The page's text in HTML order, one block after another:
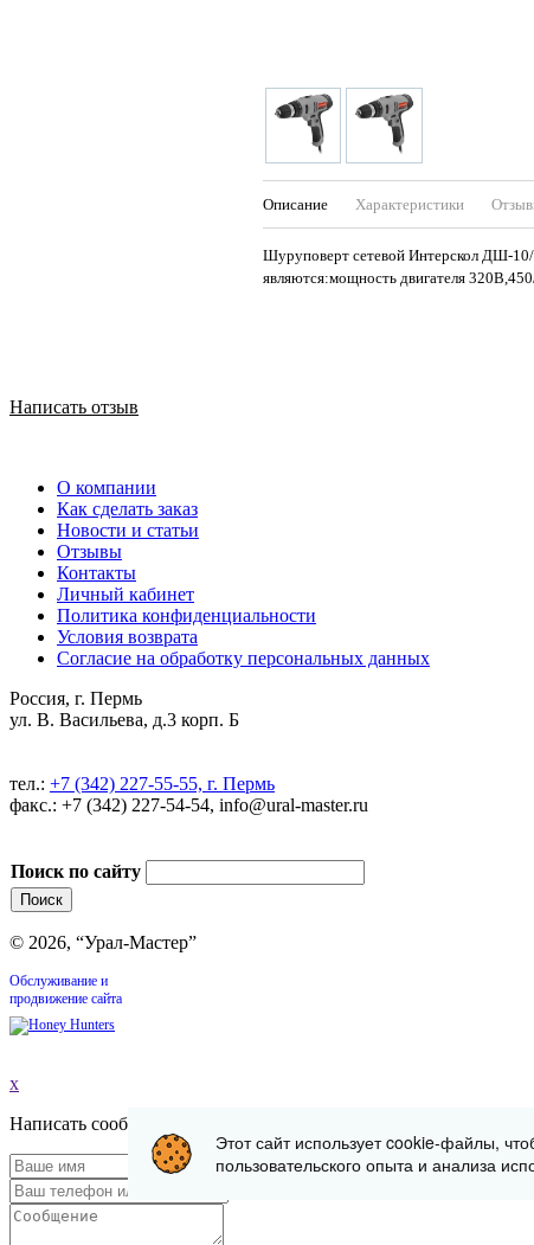
Описание Характеристики
Шуруповерт сетевой Интерскол ДШ-
являются:мощность двигателя
Написать отзыв
О компании
Как сделать заказ
Новости и статьи
Отзывы
Контакты
Личный кабинет
Политика конфиденциальности
Условия возврата
Согласие на обработку персональных данных
Россия, г. Пермь
ул. В. Васильева, д.3 корп. Б
тел.: +7 (342) 227-55-55, г. Пермь
факс.: +7 (342) 227-54-54, info@ural-master.ru
Поиск по сайту
© 2026, “Урал-Мастер”
Обслуживание и
продвижение сайта
x
Написать сообщение
Этот сайт использует cookie-файлы,
пользовательского опыта и анализа